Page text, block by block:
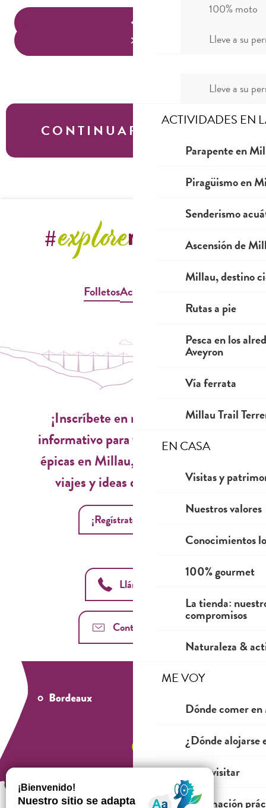
100% moto
Lleve a su
Lleve a su
ACTIVIDADES EN
Parapente en
Piragüismo en
Senderismo
Ascensión de
Millau, destino
Rutas a pie
Pesca en los
Aveyron
Vía ferrata
Millau Trail
EN CASA
Visitas y
Nuestros valores
Conocimientos
100% gourmet
La tienda:
compromisos
Naturaleza &
ME VOY
Dónde comer
¿Dónde alojarse
Ver y visitar
Información
CONTINUAR LA VISITA
Programa del festival Bonheurs d’hiver
FolletosAccesibilidad
¡Inscríbete en nuestro boletín
informativo para vivir experiencias
épicas en Millau, inspiraciones de
viajes y ideas de temporada!
¡Regístrate ahora!
Llámanos
Contáctenos